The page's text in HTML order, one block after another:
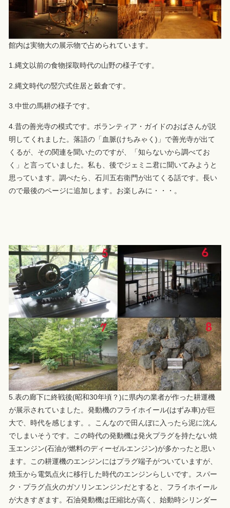
館内は実物大の展示物で占められています。
1.縄文以前の食物採取時代の山野の様子です。
2.縄文時代の竪穴式住居と穀倉です。
3.中世の馬耕の様子です。
4.昔の善光寺の模式です。ボランティア・ガイドのおばさんが説
明してくれました。落語の「血脈(けちみゃく)」で善光寺が出て
くるが、その関連を聞いたのですが、「知らないから調べてお
く」と言っていました。私も、後でジェミニ君に聞いてみようと
思っています。調べたら、石川五右衛門が出てくる話です。長い
ので最後のページに追加します。お楽しみに・・・。
5.表の廊下に終戦後(昭和30年頃？)に県内の業者が作った耕運機
が展示されていました。発動機のフライホイール(はずみ車)が巨
大で、時代を感じます。。こんなので田んぼに入ったら泥に沈ん
でしまいそうです。この時代の発動機は発火プラグを持たない焼
玉エンジン(石油が燃料のディーゼルエンジン)が多かったと思い
ます。この耕運機のエンジンにはプラグ端子がついていますが、
焼玉から電気点火に移行した時代のエンジンらしいです。スパー
ク・プラグ点火のガソリンエンジンだとすると、フライホイール
が大きすぎます。石油発動機は圧縮比が高く、始動時シリンダー